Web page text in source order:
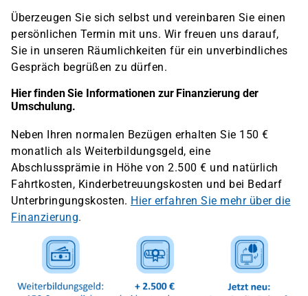
Überzeugen Sie sich selbst und vereinbaren Sie einen
persönlichen Termin mit uns. Wir freuen uns darauf,
Sie in unseren Räumlichkeiten für ein unverbindliches
Gespräch begrüßen zu dürfen.
Hier finden Sie Informationen zur Finanzierung der
Umschulung.
Neben Ihren normalen Bezügen erhalten Sie 150 €
monatlich als Weiterbildungsgeld, eine
Abschlussprämie in Höhe von 2.500 € und natürlich
Fahrtkosten, Kinderbetreuungskosten und bei Bedarf
Unterbringungskosten. Hier erfahren Sie mehr über die
Finanzierung.